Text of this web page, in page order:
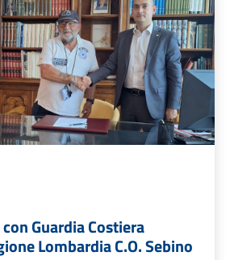
Guardia Costiera
Lombardia C.O. Sebino